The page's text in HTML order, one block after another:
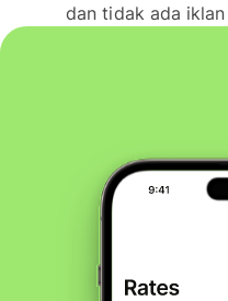
dan tidak ada